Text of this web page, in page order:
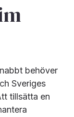
behöver
Sveriges
tillsätta en